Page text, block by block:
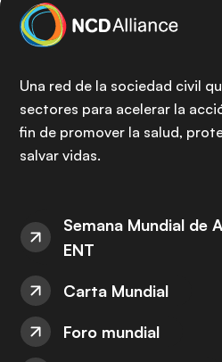
Una red de la sociedad civil
sectores para acelerar la
fin de promover la salud,
salvar vidas.
Semana Mundial de
ENT
Carta Mundial
Foro mundial